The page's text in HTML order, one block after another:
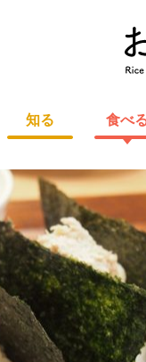
知る 食べ